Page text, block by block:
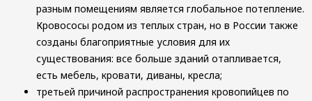
разным помещениям является глобальное потепление.
Кровососы родом из теплых стран, но в России также
созданы благоприятные условия для их
существования: все больше зданий отапливается,
есть мебель, кровати, диваны, кресла;
третьей причиной распространения кровопийцев по